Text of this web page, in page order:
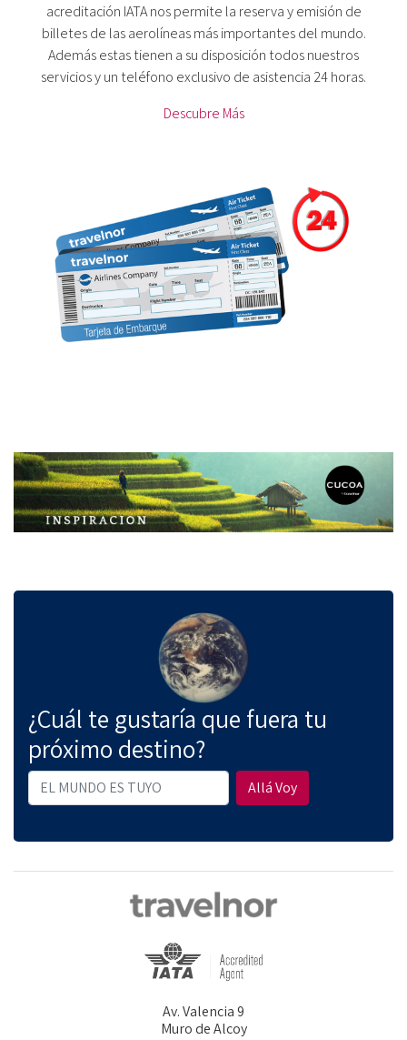
acreditación IATA nos permite la reserva y emisión de
billetes de las aerolíneas más importantes del mundo.
Además estas tienen a su disposición todos nuestros
servicios y un teléfono exclusivo de asistencia 24 horas.
Descubre Más
¿Cuál te gustaría que fuera tu
próximo destino?
Allá Voy
Av. Valencia 9
Muro de Alcoy